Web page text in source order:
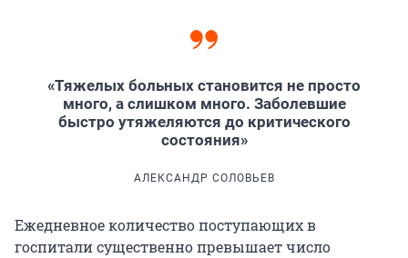
«Тяжелых больных становится не просто
много, а слишком много. Заболевшие
быстро утяжеляются до критического
состояния»
АЛЕКСАНДР СОЛОВЬЕВ
Ежедневное количество поступающих в
госпитали существенно превышает число